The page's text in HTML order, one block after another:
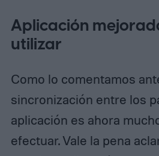
Aplicación
utilizar
Como lo comentamos
sincronización entre los
aplicación es ahora
efectuar. Vale la pena